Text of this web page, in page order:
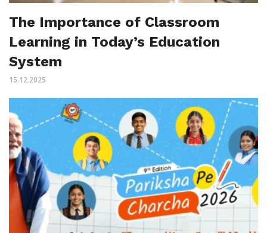
The Importance of Classroom
Learning in Today’s Education
System
15.12.2025